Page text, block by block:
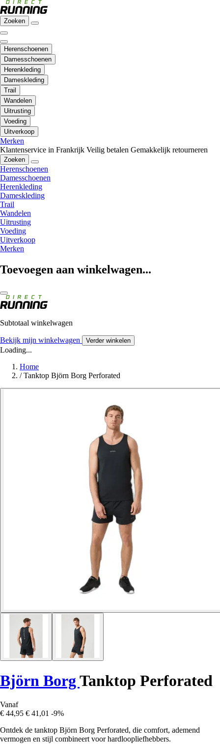
Zoeken
Herenschoenen
Damesschoenen
Herenkleding
Dameskleding
Trail
Wandelen
Uitrusting
Voeding
Uitverkoop
Merken
Klantenservice in Frankrijk Veilig betalen Gemakkelijk retourneren
Zoeken
Herenschoenen
Damesschoenen
Herenkleding
Dameskleding
Trail
Wandelen
Uitrusting
Voeding
Uitverkoop
Merken
Toevoegen aan winkelwagen...
Subtotaal winkelwagen
Bekijk mijn winkelwagen Verder winkelen
Loading...
Home
/ Tanktop Björn Borg Perforated
Björn Borg Tanktop Perforated
Vanaf
€ 44,95 € 41,01 -9%
Ontdek de tanktop Björn Borg Perforated, die comfort, ademend
vermogen en stijl combineert voor hardloopliefhebbers.